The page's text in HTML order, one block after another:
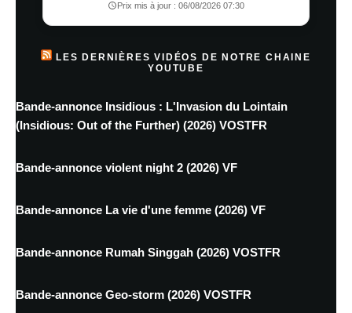
Prix mis à jour : 06/08/2026 07:30
LES DERNIÈRES VIDÉOS DE NOTRE CHAINE
YOUTUBE
Bande-annonce Insidious : L'Invasion du Lointain
(Insidious: Out of the Further) (2026) VOSTFR
Bande-annonce violent night 2 (2026) VF
Bande-annonce La vie d'une femme (2026) VF
Bande-annonce Rumah Singgah (2026) VOSTFR
Bande-annonce Geo-storm (2026) VOSTFR